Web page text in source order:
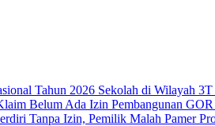
Sekolah di Wilayah
Pembangunan